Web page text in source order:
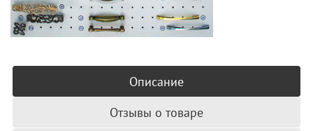
Описание
Отзывы о товаре